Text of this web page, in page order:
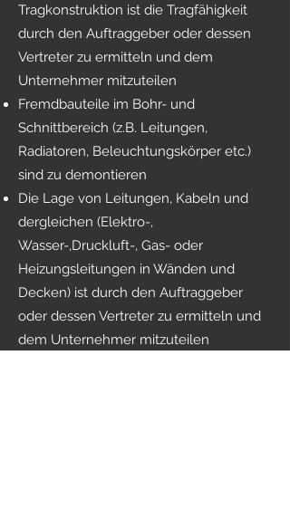
Tragkonstruktion ist die Tragfähigkeit
durch den Auftraggeber oder dessen
Vertreter zu ermitteln und dem
Unternehmer mitzuteilen
Fremdbauteile im Bohr- und
Schnittbereich (z.B. Leitungen,
Radiatoren, Beleuchtungskörper etc.)
sind zu demontieren
Die Lage von Leitungen, Kabeln und
dergleichen (Elektro-,
Wasser-,Druckluft-, Gas- oder
Heizungsleitungen in Wänden und
Decken) ist durch den Auftraggeber
oder dessen Vertreter zu ermitteln und
dem Unternehmer mitzuteilen